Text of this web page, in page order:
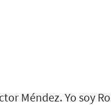
Méndez. Yo soy